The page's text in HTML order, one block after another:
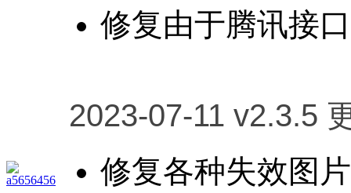
a5656456
修复由于腾讯接
2023-07-11 v2.3.5
修复各种失效图片